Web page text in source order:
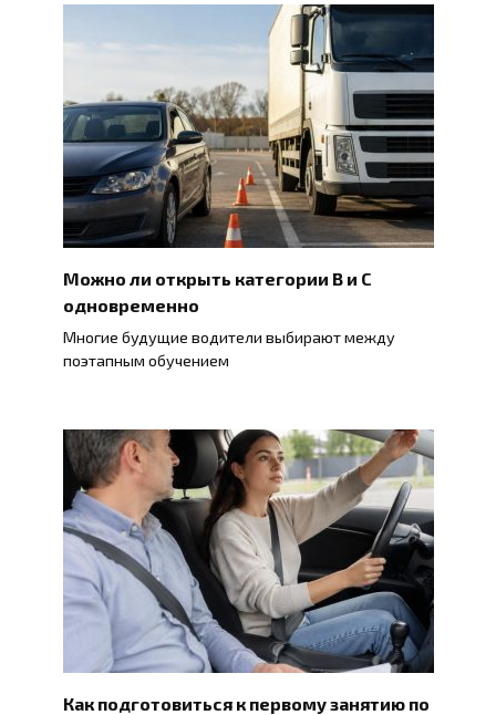
Можно ли открыть категории B и C
одновременно
Многие будущие водители выбирают между
поэтапным обучением
Как подготовиться к первому занятию по